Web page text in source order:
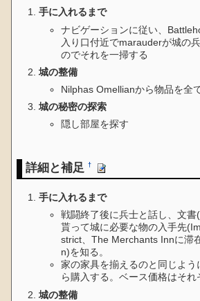
手に入れるまで
ナビゲーションに従い、
入り口付近でmarauderが城の
のでそれを一掃する
城の整備
Nilphas Omellianから物品を全
城の秘密の探索
隠し部屋を探す
詳細と補足†
手に入れるまで
戦闘終了後に兵士と話し、文
貰って城に必要な物の入手先
strict、The Merchants Innに滞
n)を知る。
家の家具を揃えるのと同じよ
ら購入する。ベース価格はそれ
城の整備